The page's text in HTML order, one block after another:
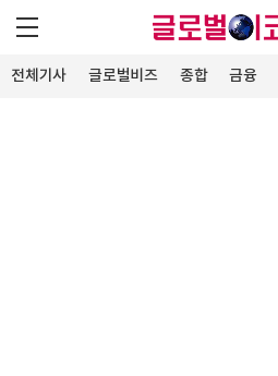
전체기사 글로벌비즈 종합 금융